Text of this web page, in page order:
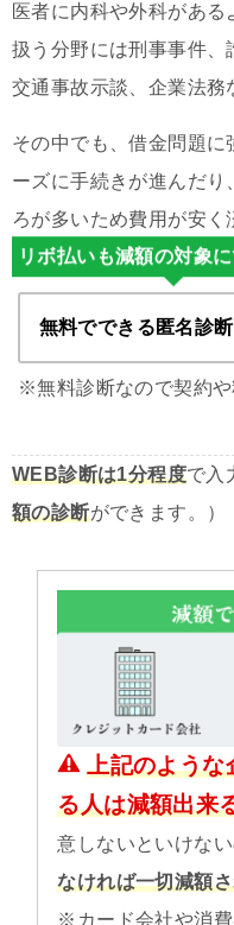
医者に内科や外科がある
扱う分野には刑事事件、
交通事故示談、企業法務
その中でも、借金問題に
ーズに手続きが進んだり
ろが多いため費用が安く
リボ払いも減額の対象
無料でできる匿名診
※無料診断なので契約や
WEB診断は1分程度で入
額の診断ができます。）
上記のような
る人は減額出来
意しないといけな
なければ一切減額
※カード会社や消